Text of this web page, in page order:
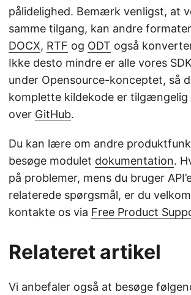
pålidelighed. Bemærk venligst, at
samme tilgang, kan andre
DOCX, RTF og ODT også
Ikke desto mindre er alle vores
under Opensource-konceptet, så
komplette kildekode er tilgængelig
over GitHub.
Du kan lære om andre
besøge modulet dokumentation.
på problemer, mens du bruger
relaterede spørgsmål, er du
kontakte os via Free Product
Relateret artikel
Vi anbefaler også at besøge